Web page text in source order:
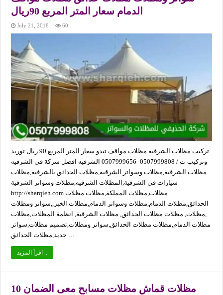
الدمام سعار المتر المربع 90ريال
July 21, 2018 60
تركيب مظلات الشرقيه مظلات مواقف تبدو سعار المتر المربع 90 ريال توريد
وتركيب ت / 0507999808–0507999656 الشرقيه افضل شركة في الشرقيه
مظلات الشرقية,مظلات وسواتر الشرقية,مظلات الحدائق بالشرقية,مظلات
سيارات في الشرقية,المظلات الشرقيه,مظلات وسواتر الشرقية
http://sharqieh.com مظلات,مظلات المملكة,مظلات مظلات
الحدائق,مظلات الدمام,مظلات وسواتر الدمام,مظلات الخبر,,سواتر ومظلات
,مظلات, مظلات مظلات الحدائق, مظلات الشرقية, انظمة المظلات,مظلات
مظلات الدمام,مظلات مظلات الحدائق,سواتر ومظلات,تصميم مظلات,سواتر
مظلات قماش مظلات مسابح معى الضمان 10